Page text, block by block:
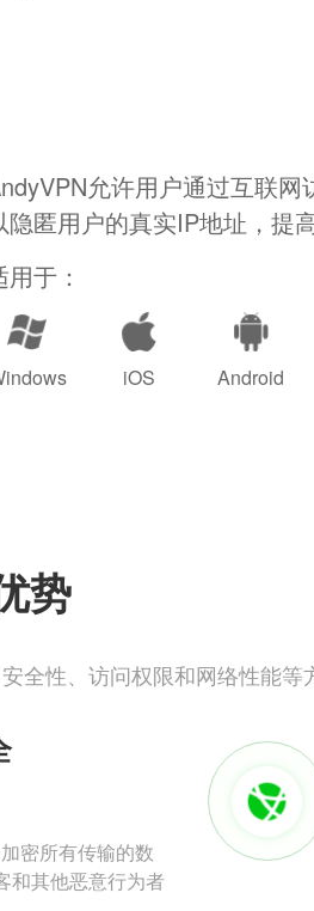
允许用户通过互联
隐匿用户的真实IP地址，提
用于：
iOS Android
势
全性、访问权限和网络性能等
密所有传输的数
和其他恶意行为者